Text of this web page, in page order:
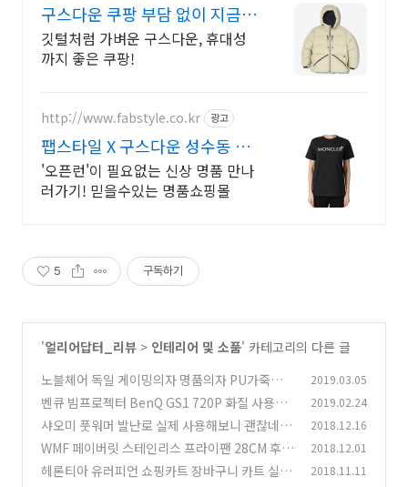
구스다운 쿠팡 부담 없이 지금
바로 구매
깃털처럼 가벼운 구스다운, 휴대성
까지 좋은 쿠팡!
http://www.fabstyle.co.kr 광고
팹스타일 X 구스다운 성수동 매
장
'오픈런'이 필요없는 신상 명품 만나
러가기! 믿을수있는 명품쇼핑몰
5 구독하기
'얼리어답터_리뷰 > 인테리어 및 소품' 카테고리의 다른 글
노블체어 독일 게이밍의자 명품의자 PU가죽에
고급스러운 디자인
(2)
2019.03.05
벤큐 빔프로젝터 BenQ GS1 720P 화질 사용기
(1)
2019.02.24
샤오미 풋워머 발난로 실제 사용해보니 괜찮네 수
족냉증 해결 (0)
2018.12.16
WMF 페이버릿 스테인리스 프라이팬 28CM 후기
(3)
2018.12.01
헤론티아 유러피언 쇼핑카트 장바구니 카트 실제
2018.11.11